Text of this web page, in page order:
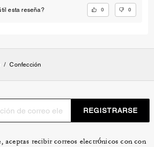
esta reseña? 0 0
/ Confección
REGISTRARSE
aceptas recibir correos electrónicos con con